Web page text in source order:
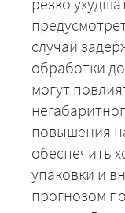
случай
обработки
могут
повышения
обеспечить
упаковки и
прогнозом